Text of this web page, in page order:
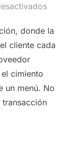
donde la
cliente cada
cimiento
un menú. No
transacción